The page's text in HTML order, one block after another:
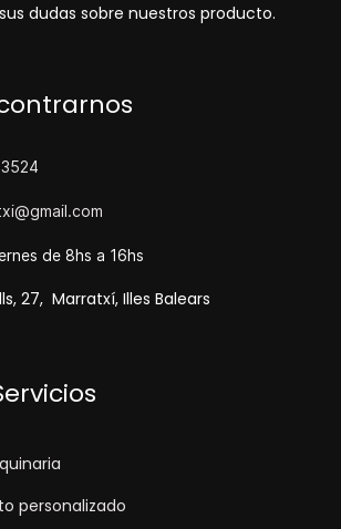
dudas sobre nuestros producto.
de 8hs a 16hs
27, Marratxí, Illes Balears
personalizado